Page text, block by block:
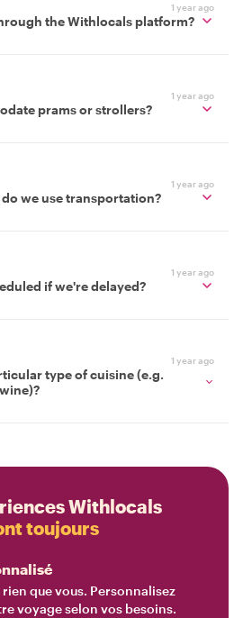
1 year ago
the Withlocals platform?
1 year ago
prams or strollers?
1 year ago
we use transportation?
1 year ago
if we're delayed?
1 year ago
type of cuisine (e.g.
Withlocals
toujours
que vous. Personnalisez
voyage selon vos besoins.